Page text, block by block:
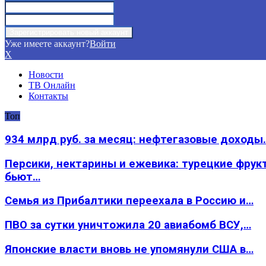
Уже имеете аккаунт?Войти
X
Новости
ТВ Онлайн
Контакты
Топ
934 млрд руб. за месяц: нефтегазовые
Персики, нектарины и ежевика: турецкие
бьют…
Семья из Прибалтики переехала в Россию и…
ПВО за сутки уничтожила 20 авиабомб ВСУ,…
Японские власти вновь не упомянули США в…